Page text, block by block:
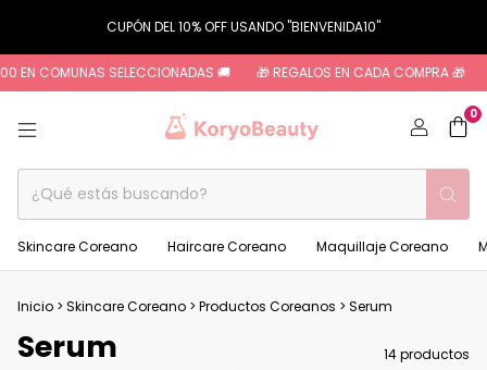
CUPÓN DEL 10% OFF USANDO "BIENVENIDA10"
COMUNAS SELECCIONADAS 🚚 🎁 REGALOS EN CADA COMPRA 🎁
0
Skincare Coreano Haircare Coreano Maquillaje Coreano
Inicio > Skincare Coreano > Productos Coreanos > Serum
Serum
14 productos